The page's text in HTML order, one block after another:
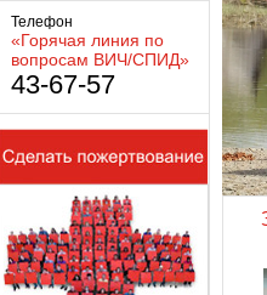
Телефон
«Горячая линия по
вопросам ВИЧ/СПИД»
43-67-57